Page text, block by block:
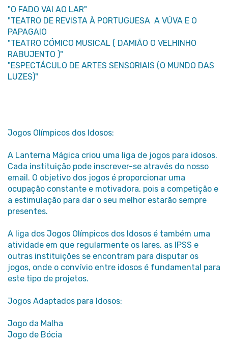
"O FADO VAI AO LAR"
"TEATRO DE REVISTA À PORTUGUESA A VÚVA E O
PAPAGAIO
"TEATRO CÓMICO MUSICAL ( DAMIÃO O VELHINHO
RABUJENTO )"
"ESPECTÁCULO DE ARTES SENSORIAIS (O MUNDO DAS
LUZES)"
Jogos Olímpicos dos Idosos:
A Lanterna Mágica criou uma liga de jogos para idosos.
Cada instituição pode inscrever-se através do nosso
email. O objetivo dos jogos é proporcionar uma
ocupação constante e motivadora, pois a competição e
a estimulação para dar o seu melhor estarão sempre
presentes.
A liga dos Jogos Olímpicos dos Idosos é também uma
atividade em que regularmente os lares, as IPSS e
outras instituições se encontram para disputar os
jogos, onde o convívio entre idosos é fundamental para
este tipo de projetos.
Jogos Adaptados para Idosos:
Jogo da Malha
Jogo de Bócia